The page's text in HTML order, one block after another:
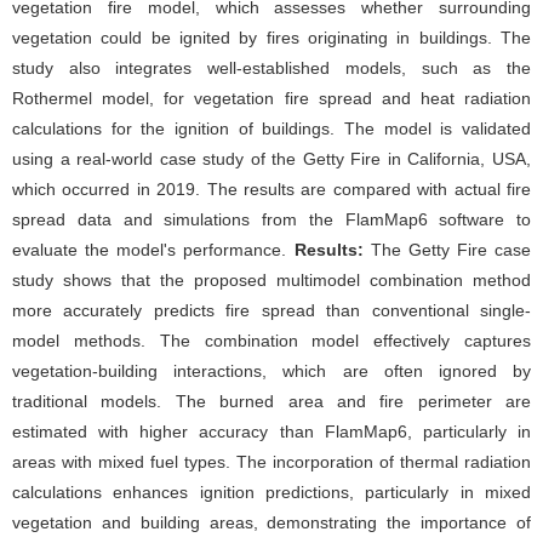
vegetation fire model, which assesses whether surrounding
vegetation could be ignited by fires originating in buildings. The
study also integrates well-established models, such as the
Rothermel model, for vegetation fire spread and heat radiation
calculations for the ignition of buildings. The model is validated
using a real-world case study of the Getty Fire in California, USA,
which occurred in 2019. The results are compared with actual fire
spread data and simulations from the FlamMap6 software to
evaluate the model's performance. Results: The Getty Fire case
study shows that the proposed multimodel combination method
more accurately predicts fire spread than conventional single-
model methods. The combination model effectively captures
vegetation-building interactions, which are often ignored by
traditional models. The burned area and fire perimeter are
estimated with higher accuracy than FlamMap6, particularly in
areas with mixed fuel types. The incorporation of thermal radiation
calculations enhances ignition predictions, particularly in mixed
vegetation and building areas, demonstrating the importance of